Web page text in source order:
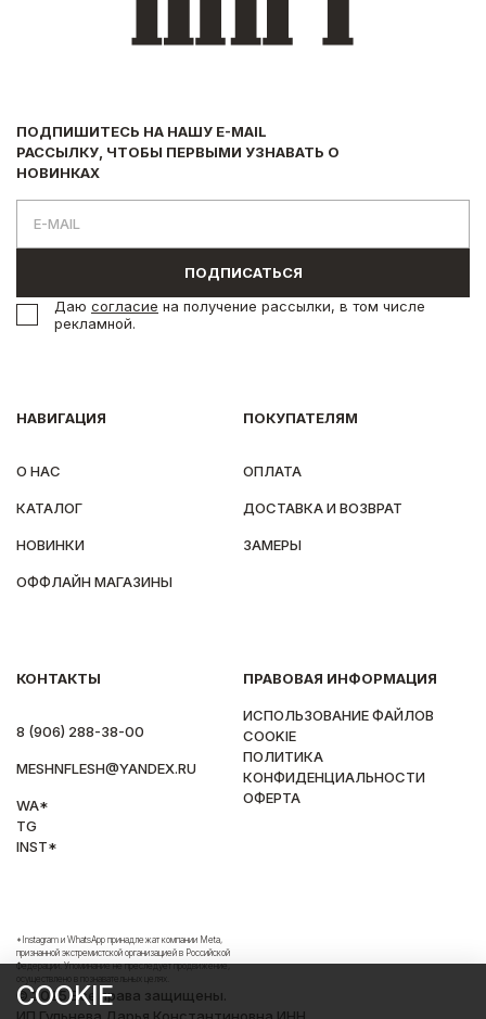
НАВИГАЦИЯ
О НАС
КАТАЛОГ
НОВИНКИ
ОФФЛАЙН МАГАЗИНЫ
ПОКУПАТЕЛЯМ
ОПЛАТА
ДОСТАВКА И ВОЗВРАТ
ЗАМЕРЫ
КОНТАКТЫ
8 (906) 288-38-00
MESHNFLESH@YANDEX.RU
WA*
TG
INST*
ПРАВОВАЯ ИНФОРМАЦИЯ
ИСПОЛЬЗОВАНИЕ ФАЙЛОВ
COOKIE
ПОЛИТИКА
КОНФИДЕНЦИАЛЬНОСТИ
ОФЕРТА
ПОДПИШИТЕСЬ НА НАШУ E-MAIL
РАССЫЛКУ, ЧТОБЫ ПЕРВЫМИ УЗНАВАТЬ О
НОВИНКАХ
ПОДПИСАТЬСЯ
Даю согласие на получение рассылки, в том числе
рекламной.
© 2025 Все права защищены.
*Instagram и WhatsApp принадлежат компании Meta,
признанной экстремистской организацией в Российской
Федерации. Упоминание не преследует продвижение,
осуществлено в познавательных целях.
COOKIE